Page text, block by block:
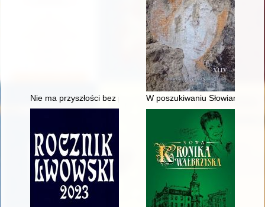
Nie ma przyszłości bez przeszłościW poszukiwaniu Słowian na